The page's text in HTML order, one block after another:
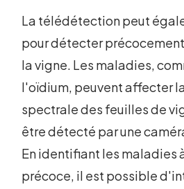
La télédétection peut
pour détecter
la vigne. Les maladies,
l'oïdium, peuvent affecter
spectrale des feuilles de
être détecté par une
En identifiant les maladies
précoce, il est possible